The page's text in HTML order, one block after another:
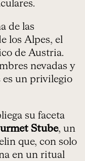
de las
los Alpes, el
de Austria.
nevadas y
es un privilegio
su faceta
Stube, un
que, con solo
en un ritual